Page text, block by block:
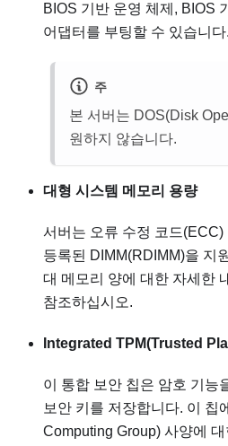
BIOS 기반 운영 체제, BIOS
어댑터를 부팅할 수 있습니다.
주
본 서버는 DOS(Disk
원하지 않습니다.
대형 시스템 메모리 용량
서버는 오류 수정 코드(ECC)
등록된 DIMM(RDIMM)을 지
대 메모리 양에 대한 자세한
참조하십시오.
Integrated TPM(Trusted
이 통합 보안 칩은 암호 기능
보안 키를 저장합니다. 이 칩
Computing Group) 사양에